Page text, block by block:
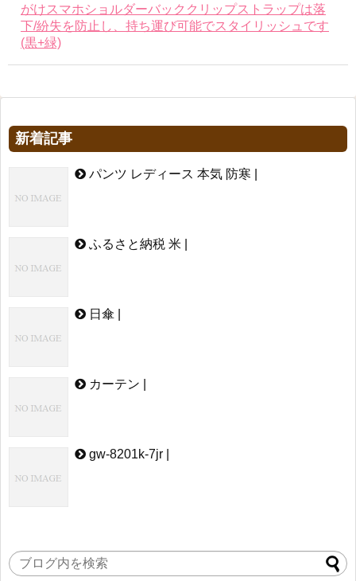
がけスマホショルダーバッククリップストラップは落
下/紛失を防止し、持ち運び可能でスタイリッシュです
(黒+緑)
新着記事
パンツ レディース 本気 防寒 |
ふるさと納税 米 |
日傘 |
カーテン |
gw-8201k-7jr |